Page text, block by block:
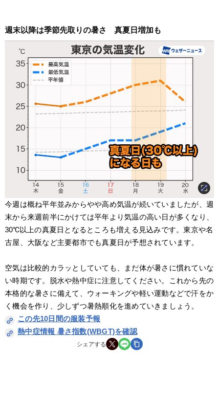
週末以降は季節先取りの暑さ　真夏日増加も
今週は概ね平年並みからやや高め気温が続いていましたが、週
末から来週前半にかけては平年より気温の高い日が多くなり、
30℃以上の真夏日となるところも増える見込みです。東京や名
古屋、大阪など主要都市でも真夏日が予想されています。
空気は比較的カラッとしていても、まだ体が暑さに慣れていな
い時期です。脱水や熱中症に注意してください。これから先の
本格的な暑さに備えて、ウォーキングや軽い運動などで汗をか
く機会を作り、少しずつ暑熱順化を進めていきましょう。
この先10日間の服装予報
熱中症情報 暑さ指数(WBGT)を確認
シェアする